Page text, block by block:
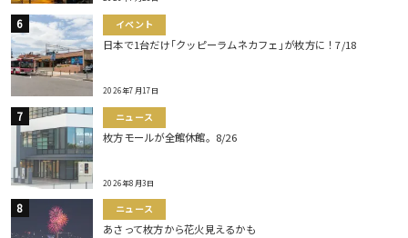
イベント
日本で1台だけ｢クッピーラムネカフェ｣が枚方に！7/18
2026年7月17日
ニュース
枚方モールが全館休館。8/26
2026年8月3日
ニュース
あさって枚方から花火見えるかも